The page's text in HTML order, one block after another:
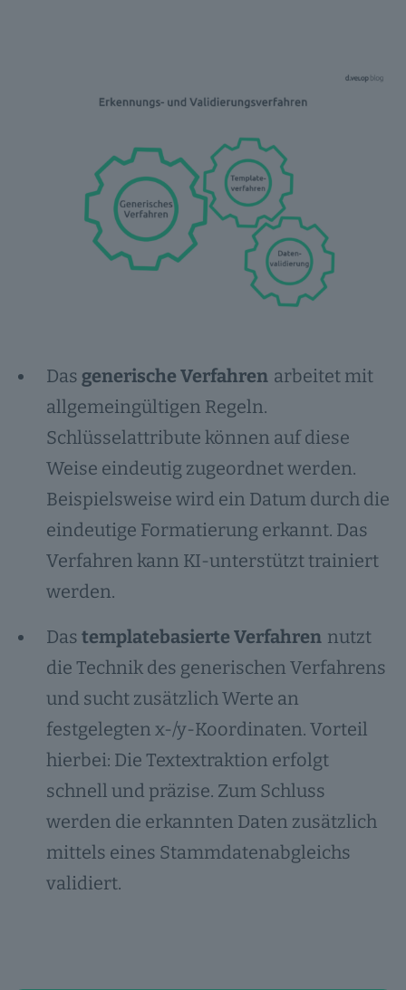
Das generische Verfahren arbeitet mit
allgemeingültigen Regeln.
Schlüsselattribute können auf diese
Weise eindeutig zugeordnet werden.
Beispielsweise wird ein Datum durch die
eindeutige Formatierung erkannt. Das
Verfahren kann KI-unterstützt trainiert
werden.
Das templatebasierte Verfahren nutzt
die Technik des generischen Verfahrens
und sucht zusätzlich Werte an
festgelegten x-/y-Koordinaten. Vorteil
hierbei: Die Textextraktion erfolgt
schnell und präzise. Zum Schluss
werden die erkannten Daten zusätzlich
mittels eines Stammdatenabgleichs
validiert.